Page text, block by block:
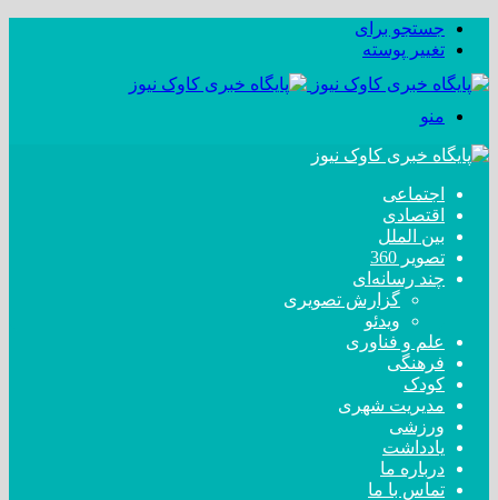
جستجو برای
تغییر پوسته
منو
اجتماعی
اقتصادی
بین الملل
تصویر 360
چند رسانه‌ای
گزارش تصویری
ویدئو
علم و فناوری
فرهنگی
کودک
مدیریت شهری
ورزشی
یادداشت
درباره ما
تماس با ما